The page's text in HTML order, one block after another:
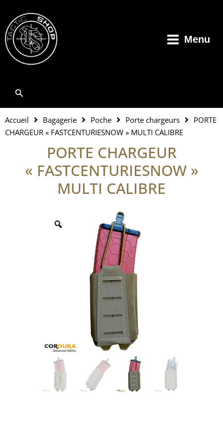
contenu
Menu
Rechercher
Accueil Bagagerie Poche Porte chargeurs
PORTE
CHARGEUR « FASTCENTURIESNOW » MULTI CALIBRE
PORTE CHARGEUR
« FASTCENTURIESNOW »
MULTI CALIBRE